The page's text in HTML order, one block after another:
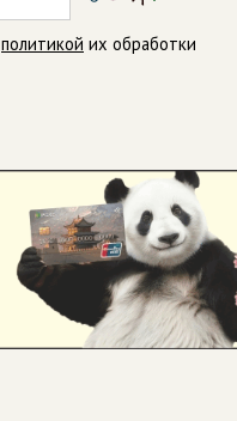
политикой их обработки